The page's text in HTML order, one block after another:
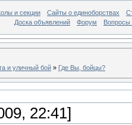
и секции Сайты о единоборствах
Доска объявлений
Форум Вопросы
и уличный бой » Где Вы, бойцы?
22:41]